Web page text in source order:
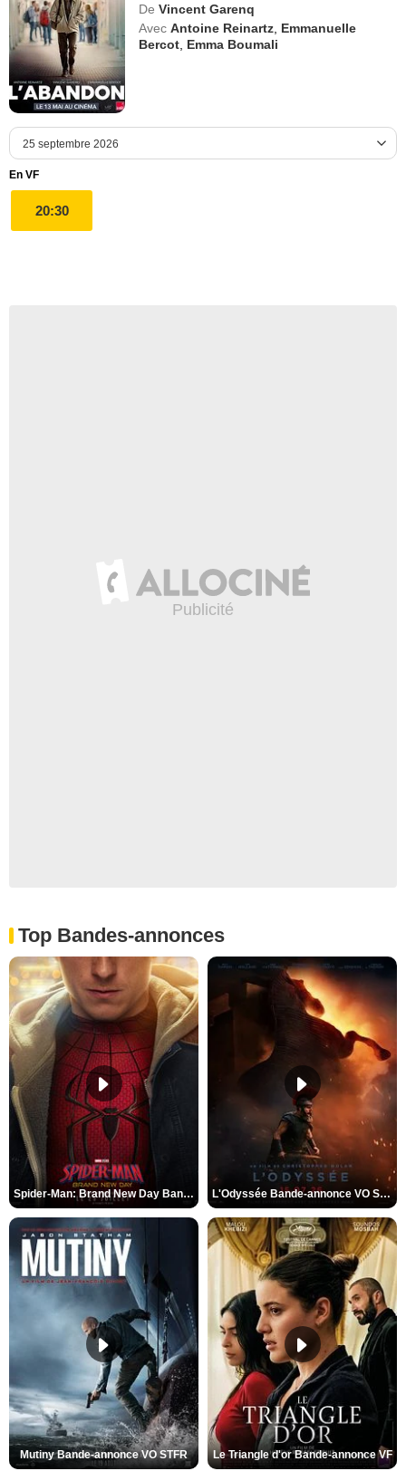
De Vincent Garenq
Avec Antoine Reinartz Emmanuelle
Bercot Emma Boumali
En VF
20:30
Top Bandes-annonces
Spider-Man: Brand New Day Bande-annonce VO STFR L'Odyssée Bande-annonce VO STFR
Mutiny Bande-annonce VO STFR Le Triangle d'or Bande-annonce VF